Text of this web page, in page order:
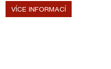
VÍCE INFORMACÍ